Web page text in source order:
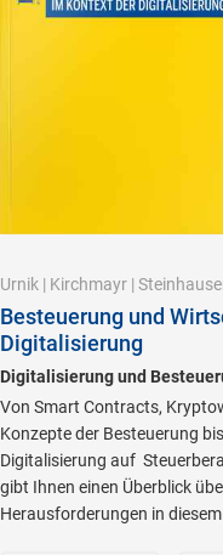
Urnik | Kirchmayr |
Besteuerung und
Digitalisierung
Digitalisierung und
Von Smart Contracts,
Konzepte der Besteuerung
Digitalisierung auf
gibt Ihnen einen Überblick
Herausforderungen in